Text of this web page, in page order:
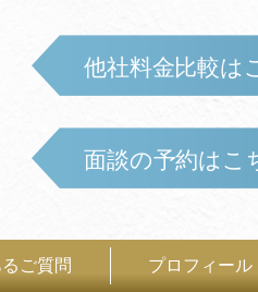
他社料金比較は
面談の予約はこ
ご質問 プロフィール